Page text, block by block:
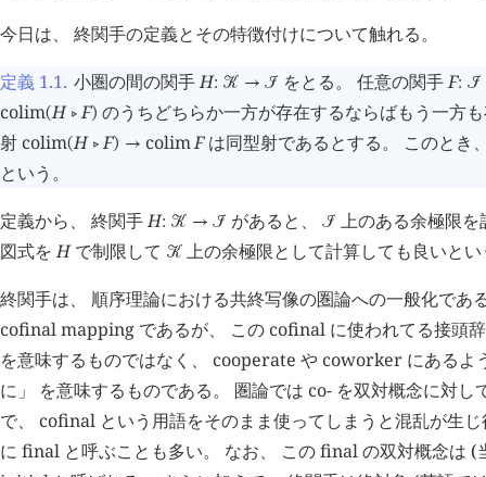
今日は、 終関手の定義とその特徴付けについて触れる。
定義 1.1. 小圏の間の関手H: 󰒢 → 󰒠 をとる。 任意の関手F: 󰒠
colim(H 󰖡 F) のうちどちらか一方が存在するならばもう一方
射 colim(H 󰖡 F) → colimFは同型射であるとする。 このとき
という。
定義から、 終関手H: 󰒢 → 󰒠 があると、󰒠 上のある余極限
図式をHで制限して 󰒢 上の余極限として計算しても良いと
終関手は、 順序理論における共終写像の圏論への一般化であ
cofinal mapping であるが、 この cofinal に使われてる接頭
を意味するものではなく、 cooperate や coworker にあるよ
に」 を意味するものである。 圏論では co- を双対概念に対し
で、 cofinal という用語をそのまま使ってしまうと混乱が生
に final と呼ぶことも多い。 なお、 この final の双対概念は